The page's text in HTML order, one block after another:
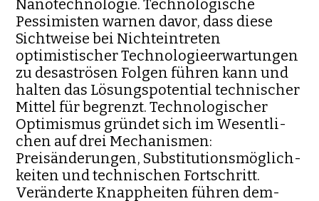
Nanotechnologie. Technologische
Pessimisten warnen davor, dass diese
Sichtweise bei Nichteintreten
optimistischer Techno­lo­gie­erwartungen
zu desaströsen Folgen führen kann und
halten das Lö­sungs­potential technischer
Mittel für begrenzt. Technologischer
Opti­mismus gründet sich im Wesentli­
chen auf drei Mechanismen:
Preisänderungen, Substitutionsmöglich­
keiten und technischen Fortschritt.
Veränderte Knappheiten führen dem­